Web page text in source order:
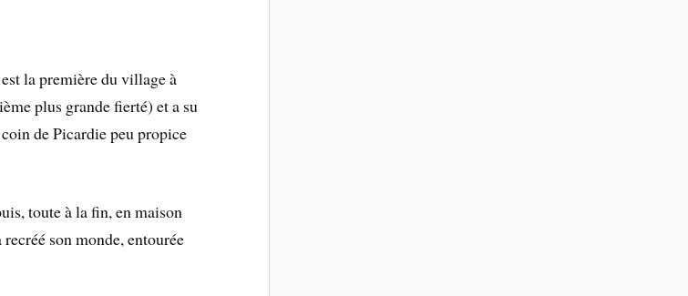
la première du village à
plus grande fierté) et a su
de Picardie peu propice
toute à la fin, en maison
son monde, entourée